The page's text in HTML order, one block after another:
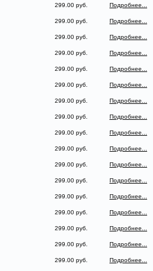
299.00 руб.
Подробнее...
299.00 руб.
Подробнее...
299.00 руб.
Подробнее...
299.00 руб.
Подробнее...
299.00 руб.
Подробнее...
299.00 руб.
Подробнее...
299.00 руб.
Подробнее...
299.00 руб.
Подробнее...
299.00 руб.
Подробнее...
299.00 руб.
Подробнее...
299.00 руб.
Подробнее...
299.00 руб.
Подробнее...
299.00 руб.
Подробнее...
299.00 руб.
Подробнее...
299.00 руб.
Подробнее...
299.00 руб.
Подробнее...
299.00 руб.
Подробнее...